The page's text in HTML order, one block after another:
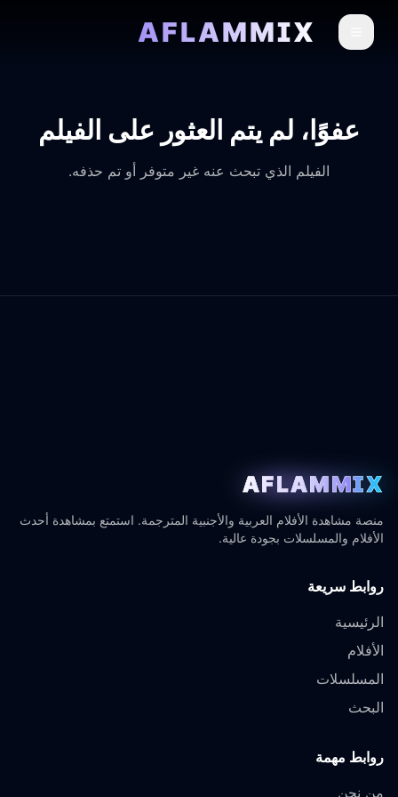
AFLAMMIX
عفوًا، لم يتم العثور على الفيلم
الفيلم الذي تبحث عنه غير متوفر أو تم حذفه.
AFLAMMIX
منصة مشاهدة الأفلام العربية والأجنبية المترجمة. استمتع بمشاهدة أحدث
الأفلام والمسلسلات بجودة عالية.
روابط سريعة
الرئيسية
الأفلام
المسلسلات
البحث
روابط مهمة
من نحن